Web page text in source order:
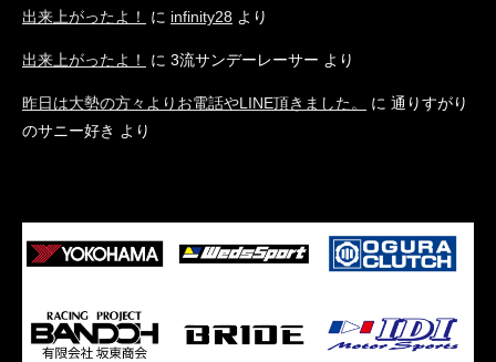
出来上がったよ！ に infinity28 より
出来上がったよ！ に 3流サンデーレーサー より
昨日は大勢の方々よりお電話やLINE頂きました。 に 通りすがり
のサニー好き より